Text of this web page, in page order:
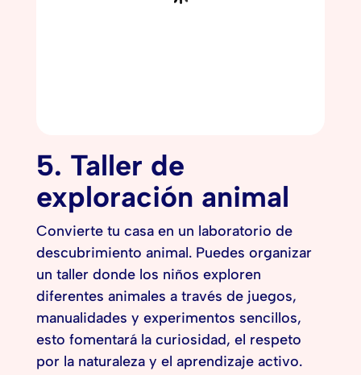
5. Taller de
exploración animal
Convierte tu casa en un laboratorio de
descubrimiento animal. Puedes organizar
un taller donde los niños exploren
diferentes animales a través de juegos,
manualidades y experimentos sencillos,
esto fomentará la curiosidad, el respeto
por la naturaleza y el aprendizaje activo.